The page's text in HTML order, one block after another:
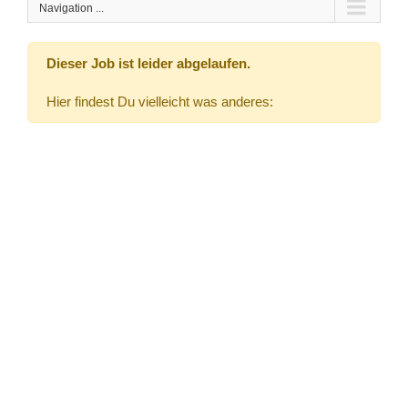
Navigation ...
Dieser Job ist leider abgelaufen.
Hier findest Du vielleicht was anderes: